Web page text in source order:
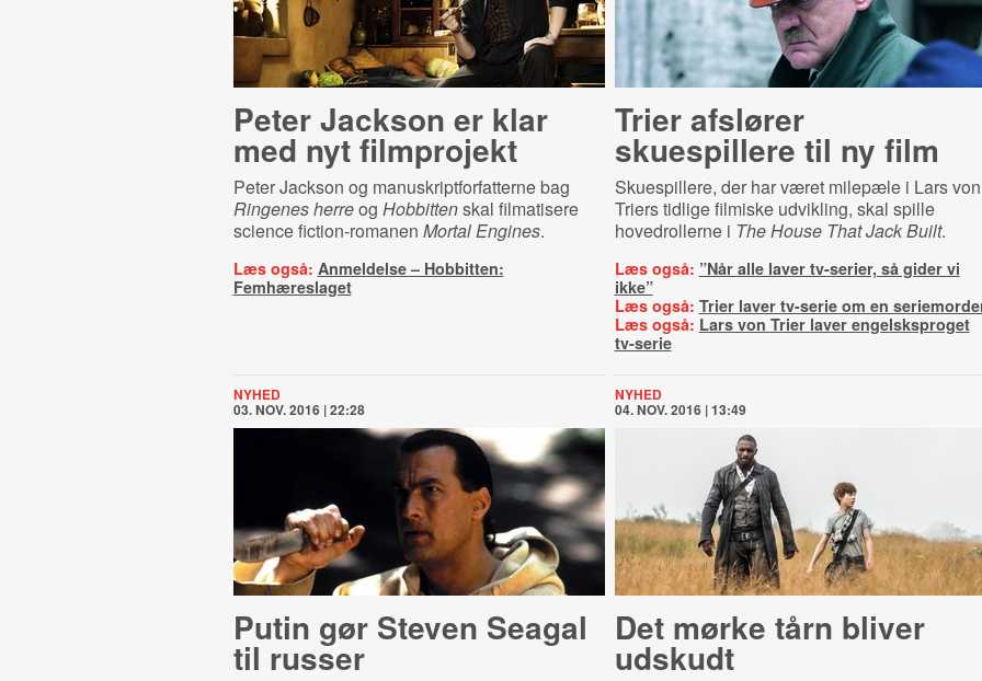
Peter Jackson er klar
med nyt filmprojekt
Peter Jackson og manuskriptforfatterne bag
Ringenes herreog Hobbittenskal filmatisere
science fiction-romanen Mortal Engines.
Læs også: Anmeldelse – Hobbitten:
Femhæreslaget
Trier afslører
skuespillere til ny film
Skuespillere, der har været milepæle i Lars von
Triers tidlige filmiske udvikling, skal spille
hovedrollerne i The House That Jack Built.
Læs også: ”Når alle laver tv-serier, så gider vi
ikke”
Læs også: Trier laver tv-serie om en
Læs også: Lars von Trier laver engelsksproget
tv-serie
NYHED
03. NOV. 2016 | 22:28
Putin gør Steven Seagal
til russer
NYHED
04. NOV. 2016 | 13:49
Det mørke tårn bliver
udskudt